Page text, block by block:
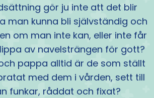
gör ju inte att det blir
man kunna bli självständig och
om man inte kan, eller inte får
av navelsträngen för gott?
pappa alltid är de som ställt
med dem i vården, sett till
funkar, råddat och fixat?